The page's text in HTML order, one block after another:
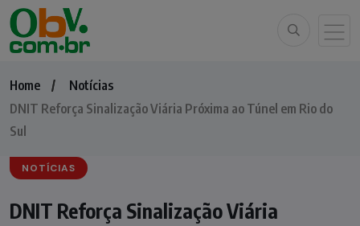
Home
Notícias
DNIT Reforça Sinalização Viária Próxima ao Túnel em Rio do
Sul
NOTÍCIAS
DNIT Reforça Sinalização Viária